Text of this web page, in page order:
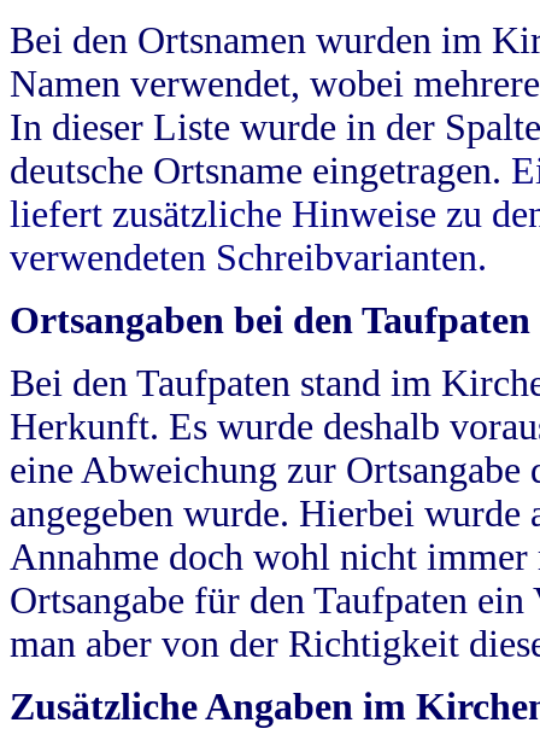
Bei den Ortsnamen wurden im
Namen verwendet, wobei
In dieser Liste wurde in der
deutsche Ortsname eingetragen.
liefert zusätzliche Hinweise zu
verwendeten Schreibvarianten.
Ortsangaben bei den Taufpaten
Bei den Taufpaten stand im
Herkunft. Es wurde deshalb
eine Abweichung zur
angegeben wurde. Hierbei wurde
Annahme doch wohl nicht
Ortsangabe für den Taufpaten
man aber von der Richtigkeit
Zusätzliche Angaben im